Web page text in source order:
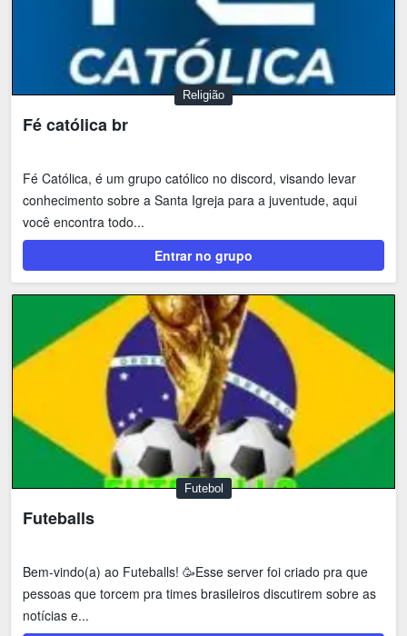
Religião
Fé católica br
Fé Católica, é um grupo católico no discord, visando levar
conhecimento sobre a Santa Igreja para a juventude, aqui
você encontra todo...
Entrar no grupo
Futebol
Futeballs
Bem-vindo(a) ao Futeballs! 🥳Esse server foi criado pra que
pessoas que torcem pra times brasileiros discutirem sobre as
notícias e...